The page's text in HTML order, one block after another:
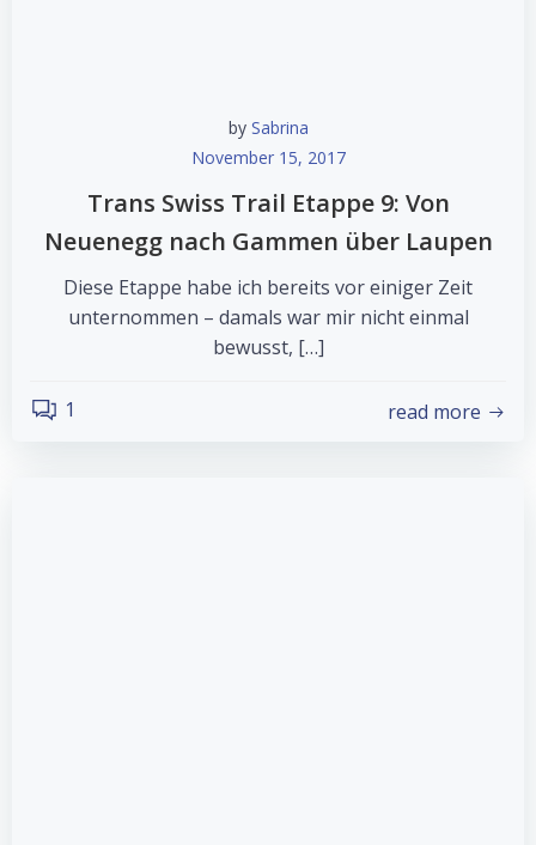
by Sabrina
November 15, 2017
Trans Swiss Trail Etappe 9: Von
Neuenegg nach Gammen über Laupen
Diese Etappe habe ich bereits vor einiger Zeit
unternommen – damals war mir nicht einmal
bewusst, […]
1 read more